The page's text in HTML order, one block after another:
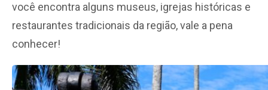
você encontra alguns museus, igrejas históricas e
restaurantes tradicionais da região, vale a pena
conhecer!